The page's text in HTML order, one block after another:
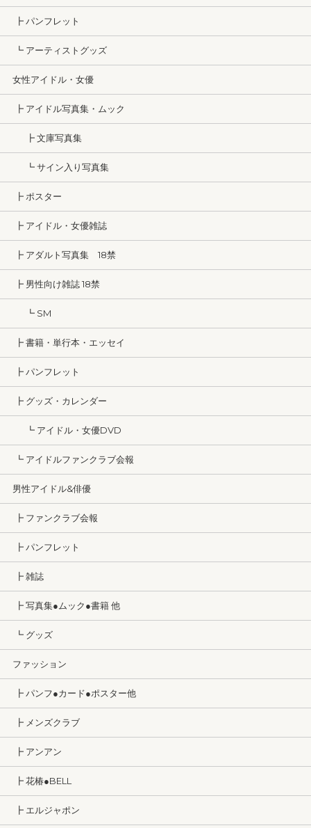
┣ パンフレット
┗ アーティストグッズ
女性アイドル・女優
┣ アイドル写真集・ムック
┣ 文庫写真集
┗ サイン入り写真集
┣ ポスター
┣ アイドル・女優雑誌
┣ アダルト写真集 18禁
┣ 男性向け雑誌 18禁
┗ SM
┣ 書籍・単行本・エッセイ
┣ パンフレット
┣ グッズ・カレンダー
┗ アイドル・女優DVD
┗ アイドルファンクラブ会報
男性アイドル&俳優
┣ ファンクラブ会報
┣ パンフレット
┣ 雑誌
┣ 写真集●ムック●書籍 他
┗ グッズ
ファッション
┣ パンフ●カード●ポスター他
┣ メンズクラブ
┣ アンアン
┣ 花椿●BELL
┣ エルジャポン